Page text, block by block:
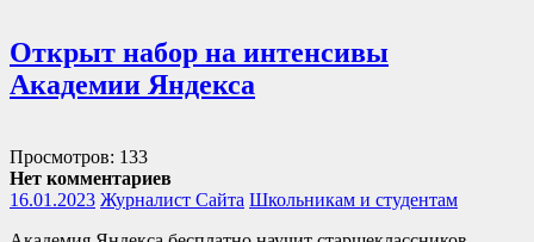
Открыт набор на интенсивы
Академии Яндекса
Просмотров: 133
Нет комментариев
16.01.2023 Журналист Сайта Школьникам и студентам